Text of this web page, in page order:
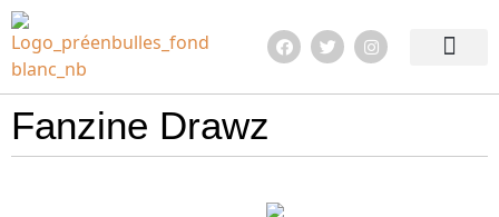
Fanzine Drawz